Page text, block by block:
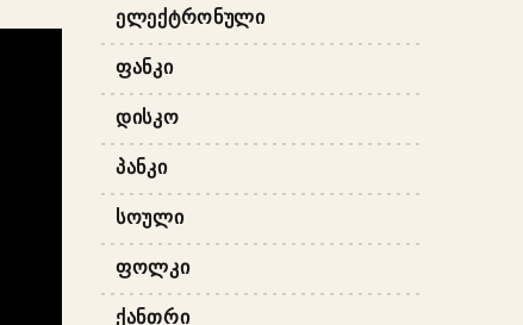
ᲔᲚᲔᲥᲢᲠᲝᲜᲣᲚᲘ
ᲤᲐᲜᲙᲘ
ᲓᲘᲡᲙᲝ
ᲞᲐᲜᲙᲘ
ᲡᲝᲣᲚᲘ
ᲤᲝᲚᲙᲘ
ᲥᲐᲜᲗᲠᲘ